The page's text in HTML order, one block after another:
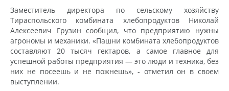
Заместитель директора по сельскому хозяйству
Тираспольского комбината хлебопродуктов Николай
Алексеевич Грузин сообщил, что предприятию нужны
агрономы и механики. «Пашни комбината хлебопродуктов
составляют 20 тысяч гектаров, а самое главное для
успешной работы предприятия — это люди и техника, без
них не посеешь и не пожнешь», - отметил он в своем
выступлении.